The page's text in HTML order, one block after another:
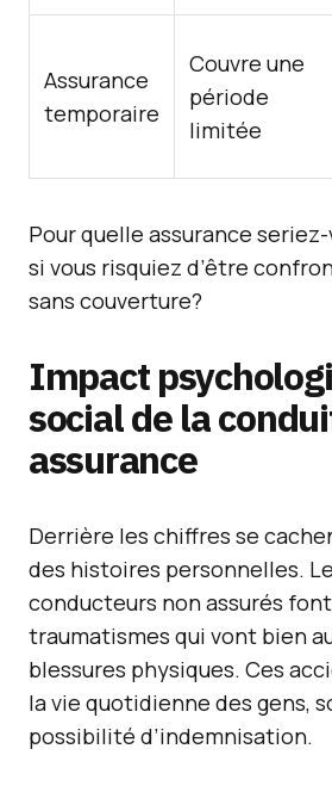
Assurance
temporaire
Couvre une
période
limitée
Pour quelle assurance
si vous risquiez d’être
sans couverture?
Impact
social de la
assurance
Derrière les chiffres se
des histoires personnelles.
conducteurs non assurés
traumatismes qui vont bien
blessures physiques. Ces
la vie quotidienne des gens,
possibilité d’indemnisation.